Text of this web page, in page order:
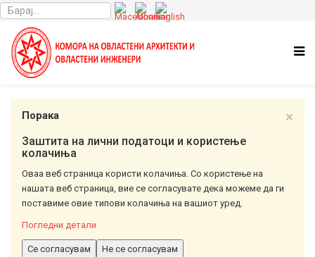
×
Порака
Заштита на лични податоци и користење
колачиња
Оваа веб страница користи колачиња. Со користење на
нашата веб страница, вие се согласувате дека можеме да ги
поставиме овие типови колачиња на вашиот уред.
Погледни детали
Се согласувам Не се согласувам